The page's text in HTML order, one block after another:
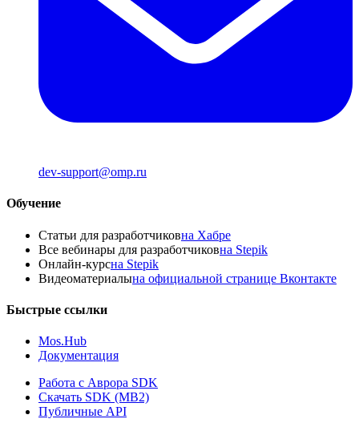
dev-support@omp.ru
Обучение
Статьи для разработчиковна Хабре
Все вебинары для разработчиковна Stepik
Онлайн-курсна Stepik
Видеоматериалына официальной странице Вконтакте
Быстрые ссылки
Mos.Hub
Документация
Работа с Аврора SDK
Скачать SDK (MB2)
Публичные API